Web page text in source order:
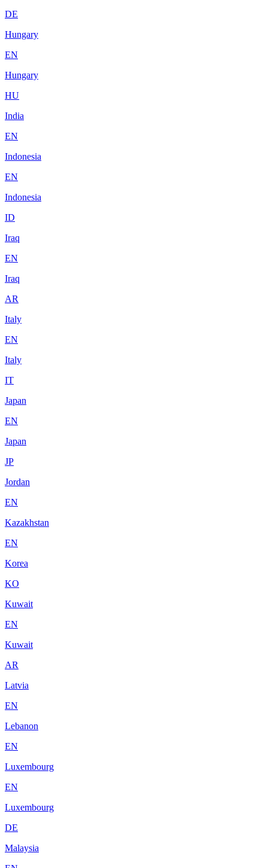
DE
Hungary
EN
Hungary
HU
India
EN
Indonesia
EN
Indonesia
ID
Iraq
EN
Iraq
AR
Italy
EN
Italy
IT
Japan
EN
Japan
JP
Jordan
EN
Kazakhstan
EN
Korea
KO
Kuwait
EN
Kuwait
AR
Latvia
EN
Lebanon
EN
Luxembourg
EN
Luxembourg
DE
Malaysia